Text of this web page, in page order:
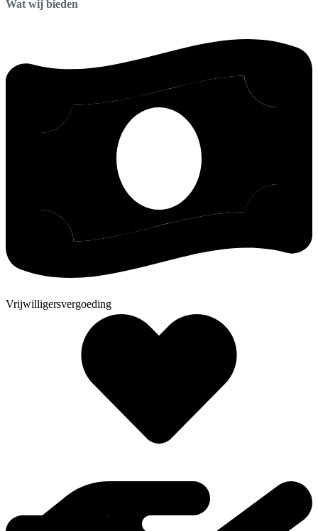
Wat wij bieden
Vrijwilligersvergoeding